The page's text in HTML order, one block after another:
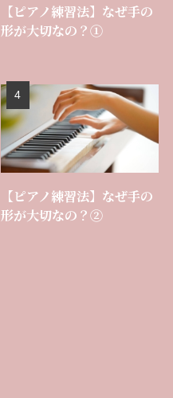
【ピアノ練習法】なぜ手の
形が大切なの？①
【ピアノ練習法】なぜ手の
形が大切なの？②